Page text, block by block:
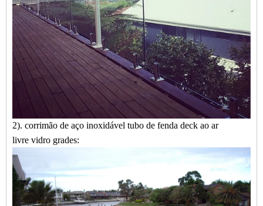
2). corrimão de aço inoxidável tubo de fenda deck ao ar
livre vidro grades: